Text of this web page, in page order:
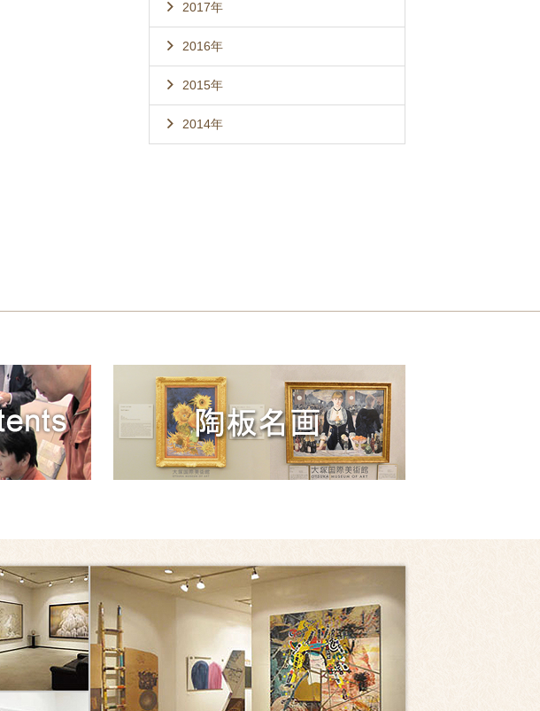
2017年
2016年
2015年
2014年